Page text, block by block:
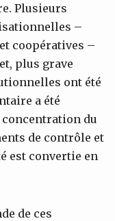
Plusieurs
–
coopératives –
plus grave
ont été
a été
concentration du
de contrôle et
est convertie en
de ces